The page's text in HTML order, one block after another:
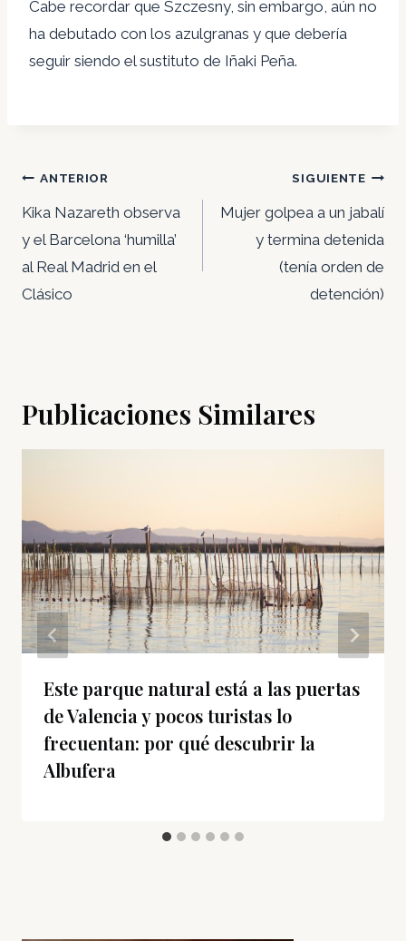
Cabe recordar que Szczesny, sin embargo, aún no
ha debutado con los azulgranas y que debería
seguir siendo el sustituto de Iñaki Peña.
Navegación
de
entradas
ANTERIOR
Kika Nazareth observa
y el Barcelona ‘humilla’
al Real Madrid en el
Clásico
SIGUIENTE
Mujer golpea a un jabalí
y termina detenida
(tenía orden de
detención)
Publicaciones Similares
Este parque natural está a las puertas
de Valencia y pocos turistas lo
frecuentan: por qué descubrir la
Albufera